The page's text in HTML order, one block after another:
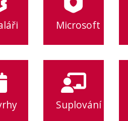
Microsoft
Suplování